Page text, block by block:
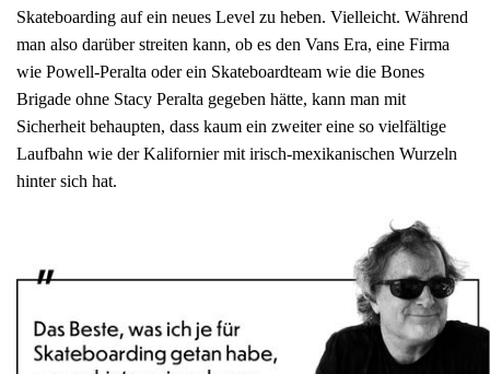
Skateboarding auf ein neues Level zu heben. Vielleicht. Während
man also darüber streiten kann, ob es den Vans Era, eine Firma
wie Powell-Peralta oder ein Skateboardteam wie die Bones
Brigade ohne Stacy Peralta gegeben hätte, kann man mit
Sicherheit behaupten, dass kaum ein zweiter eine so vielfältige
Laufbahn wie der Kalifornier mit irisch-mexikanischen Wurzeln
hinter sich hat.